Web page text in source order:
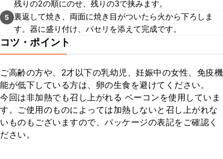
残りの2の順にのせ、残りの3で挟みます。
5 裏返して焼き、両面に焼き目がついたら火から下ろしま
す。器に盛り付け、パセリを添えて完成です。
コツ・ポイント
ご高齢の方や、2才以下の乳幼児、妊娠中の女性、免疫機
能が低下している方は、卵の生食を避けてください。
今回は非加熱でも召し上がれる ベーコンを使用していま
す。ご使用のものによっては加熱しないと召し上がれな
いものもございますので、パッケージの表記をご確認く
ださい。